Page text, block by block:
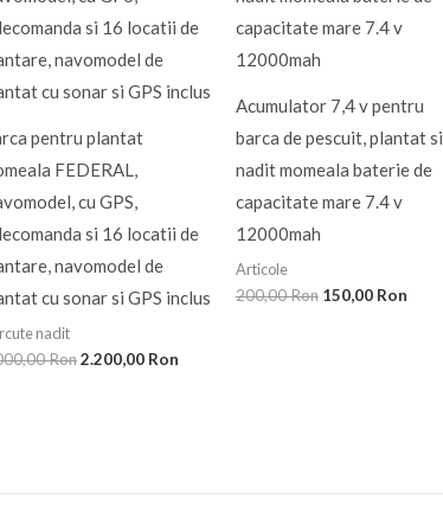
pentru plantat
FEDERAL,
cu GPS,
si 16 locatii de
navomodel de
cu sonar si GPS inclus
nadit
Ron
3.000,00 Ron.
2.200,00 Ron
Acumulator 7,4 v pentru
barca de pescuit, plantat si
nadit momeala baterie de
capacitate mare 7.4 v
12000mah
Articole
200,00Ron
200,00 Ron.
150,00 Ron